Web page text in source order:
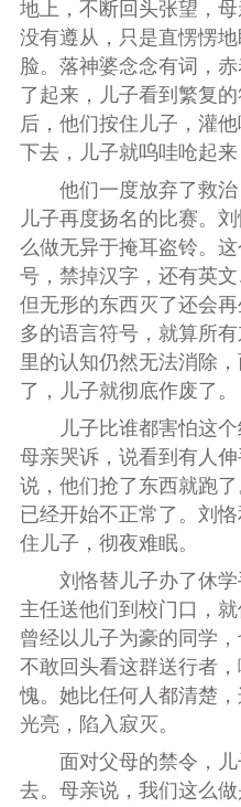
地上，不断回头张望，
没有遵从，只是直愣愣
脸。落神婆念念有词，
了起来，儿子看到繁复
后，他们按住儿子，灌
下去，儿子就呜哇呛起来
他们一度放弃了救治
儿子再度扬名的比赛。
么做无异于掩耳盗铃。
号，禁掉汉字，还有英
但无形的东西灭了还会
多的语言符号，就算所
里的认知仍然无法消除
了，儿子就彻底作废了。
儿子比谁都害怕这个
母亲哭诉，说看到有人
说，他们抢了东西就跑
已经开始不正常了。刘
住儿子，彻夜难眠。
刘恪替儿子办了休学
主任送他们到校门口，
曾经以儿子为豪的同学
不敢回头看这群送行者
愧。她比任何人都清楚
光亮，陷入寂灭。
面对父母的禁令，儿
去。母亲说，我们这么